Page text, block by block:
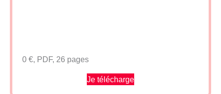
0 €, PDF, 26 pages
Je télécharge